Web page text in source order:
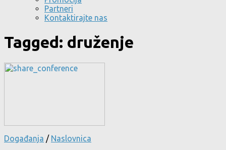
Partneri
Kontaktirajte nas
Tagged: druženje
Događanja / Naslovnica